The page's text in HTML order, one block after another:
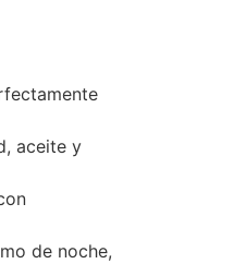
aceite y
de noche,